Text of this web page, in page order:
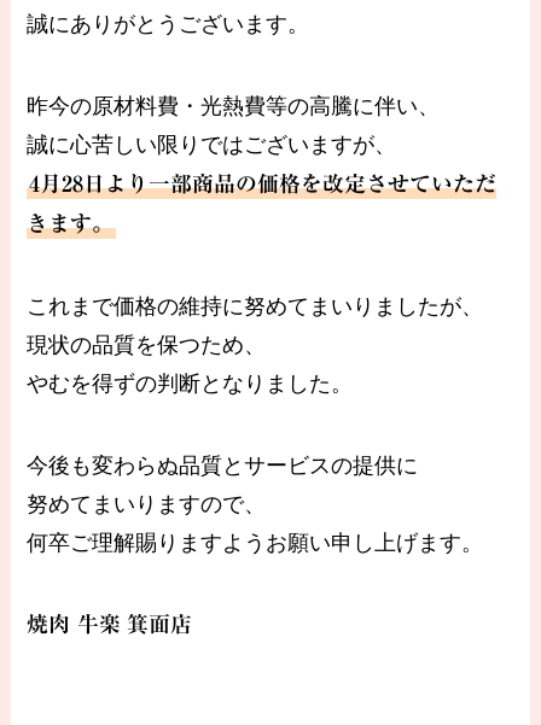
誠にありがとうございます。
昨今の原材料費・光熱費等の高騰に伴い、
誠に心苦しい限りではございますが、
4月28日より一部商品の価格を改定させていただ
きます。
これまで価格の維持に努めてまいりましたが、
現状の品質を保つため、
やむを得ずの判断となりました。
今後も変わらぬ品質とサービスの提供に
努めてまいりますので、
何卒ご理解賜りますようお願い申し上げます。
焼肉 牛楽 箕面店